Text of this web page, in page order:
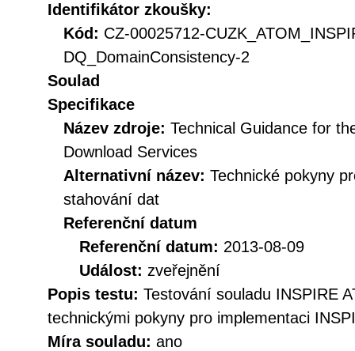
Identifikátor zkoušky:
Kód: CZ-00025712-
DQ_DomainConsistency-2
Soulad
Specifikace
Název zdroje: Technical Guidance for
Download Services
Alternativní název: Technické pokyny
stahování dat
Referenční datum
Referenční datum: 2013-08-09
Událost: zveřejnění
Popis testu: Testování souladu INSPIRE
technickými pokyny pro implementaci
Míra souladu: ano